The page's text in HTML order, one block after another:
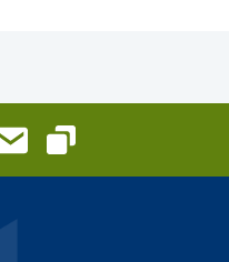
E-Mail
Link kopieren